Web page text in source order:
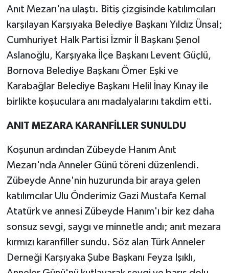
Anıt Mezarı'na ulaştı. Bitiş çizgisinde katılımcıları
karşılayan Karşıyaka Belediye Başkanı Yıldız Ünsal;
Cumhuriyet Halk Partisi İzmir İl Başkanı Şenol
Aslanoğlu, Karşıyaka İlçe Başkanı Levent Güçlü,
Bornova Belediye Başkanı Ömer Eşki ve
Karabağlar Belediye Başkanı Helil İnay Kınay ile
birlikte koşuculara anı madalyalarını takdim etti.
ANIT MEZARA KARANFİLLER SUNULDU
Koşunun ardından Zübeyde Hanım Anıt
Mezarı'nda Anneler Günü töreni düzenlendi.
Zübeyde Anne'nin huzurunda bir araya gelen
katılımcılar Ulu Önderimiz Gazi Mustafa Kemal
Atatürk ve annesi Zübeyde Hanım'ı bir kez daha
sonsuz sevgi, saygı ve minnetle andı; anıt mezara
kırmızı karanfiller sundu. Söz alan Türk Anneler
Derneği Karşıyaka Şube Başkanı Feyza Işıklı,